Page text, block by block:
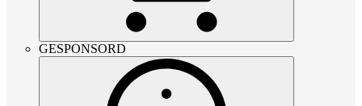
GESPONSORD